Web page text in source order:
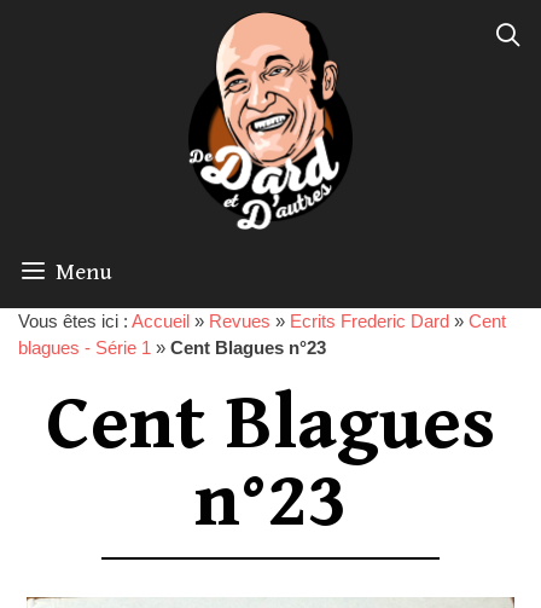
Menu
Vous êtes ici : Accueil » Revues » Ecrits Frederic Dard » Cent
blagues - Série 1 » Cent Blagues n°23
Cent Blagues
n°23